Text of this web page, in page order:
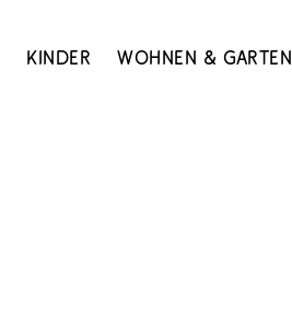
Kinder Wohnen & Garten